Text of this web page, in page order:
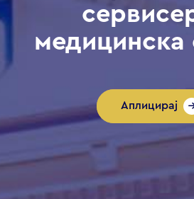
медицинска
Аплицирај